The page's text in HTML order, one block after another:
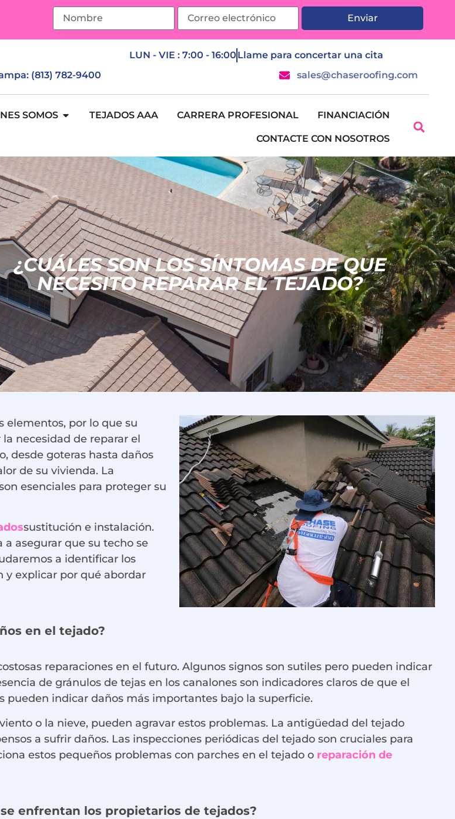
Enviar
LUN - VIE : 7:00 - 16:00 Llame para concertar una cita
(813) 782-9400 sales@chaseroofing.com
SOMOS TEJADOS AAA CARRERA PROFESIONAL FINANCIACIÓN
CONTACTE CON NOSOTROS
¿CUÁLES SON LOS SÍNTOMAS DE QUE
NECESITO REPARAR EL TEJADO?
elementos, por lo que su
necesidad de reparar el
desde goteras hasta daños
de su vivienda. La
esenciales para proteger su
sustitución e instalación.
asegurar que su techo se
a identificar los
y explicar por qué abordar
en el tejado?
reparaciones en el futuro. Algunos signos son sutiles pero pueden indicar
de gránulos de tejas en los canalones son indicadores claros de que el
pueden indicar daños más importantes bajo la superficie.
o la nieve, pueden agravar estos problemas. La antigüedad del tejado
a sufrir daños. Las inspecciones periódicas del tejado son cruciales para
estos pequeños problemas con parches en el tejado o reparación de
enfrentan los propietarios de tejados?